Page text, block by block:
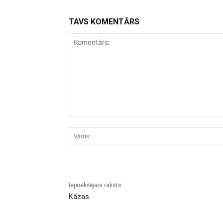
TAVS KOMENTĀRS
Iepriekšējais raksts
Kāzas.